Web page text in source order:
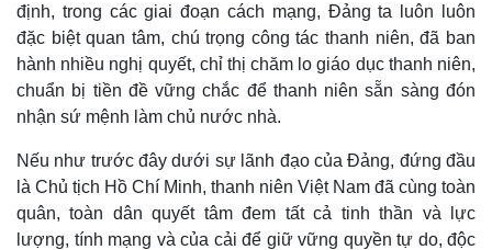
Thế giới
Quan sát
Hồ sơ
Multimedia
Video
E-Magazine
Infographic
định, trong các giai đoạn cách mạng, Đảng ta luôn luôn
đặc biệt quan tâm, chú trọng công tác thanh niên, đã ban
hành nhiều nghị quyết, chỉ thị chăm lo giáo dục thanh niên,
chuẩn bị tiền đề vững chắc để thanh niên sẵn sàng đón
nhận sứ mệnh làm chủ nước nhà.
Nếu như trước đây dưới sự lãnh đạo của Đảng, đứng đầu
là Chủ tịch Hồ Chí Minh, thanh niên Việt Nam đã cùng toàn
quân, toàn dân quyết tâm đem tất cả tinh thần và lực
lượng, tính mạng và của cải để giữ vững quyền tự do, độc